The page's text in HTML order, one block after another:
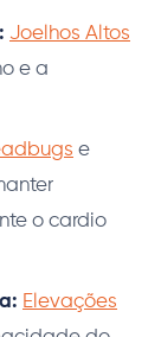
Joelhos Altos
e a
e
o cardio
Elevações